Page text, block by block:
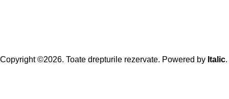
Copyright ©2026. Toate drepturile rezervate. Powered by Italic.